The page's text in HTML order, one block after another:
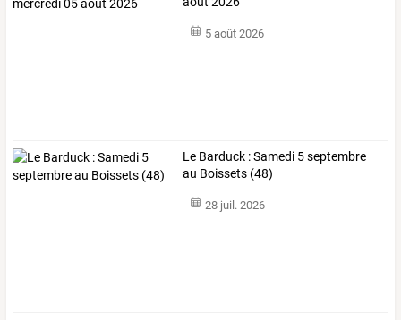
5 août 2026
Le Barduck : Samedi 5 septembre
au Boissets (48)
28 juil. 2026